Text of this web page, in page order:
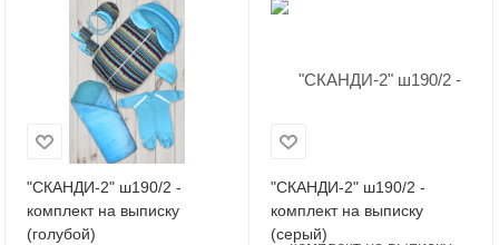
"СКАНДИ-2" ш190/2 -
комплект на выписку
(голубой)
"СКАНДИ-2" ш190/2 -
комплект на выписку
(серый)